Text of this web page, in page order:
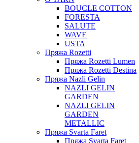
BOUCLE COTTON
FORESTA
SALUTE
WAVE
USTA
Пряжа Rozetti
Пряжа Rozetti Lumen
Пряжа Rozetti Destina
Пряжа Nazli Gelin
NAZLI GELIN
GARDEN
NAZLI GELIN
GARDEN
METALLIC
Пряжа Svarta Faret
Пряжа Svarta Faret